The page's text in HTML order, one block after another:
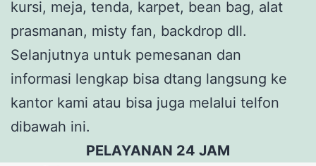
kursi, meja, tenda, karpet, bean bag, alat
prasmanan, misty fan, backdrop dll.
Selanjutnya untuk pemesanan dan
informasi lengkap bisa dtang langsung ke
kantor kami atau bisa juga melalui telfon
dibawah ini.
PELAYANAN 24 JAM